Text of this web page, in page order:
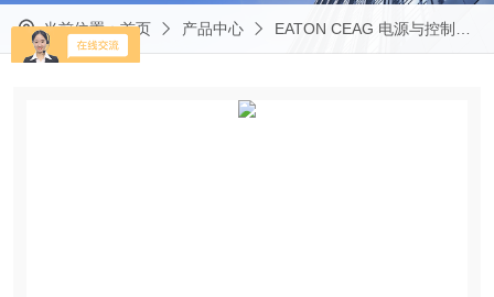
当前位置：首页 产品中心 EATON CEAG 电源与控制